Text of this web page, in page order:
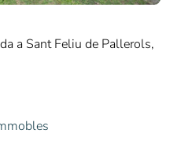
a Sant Feliu de Pallerols,